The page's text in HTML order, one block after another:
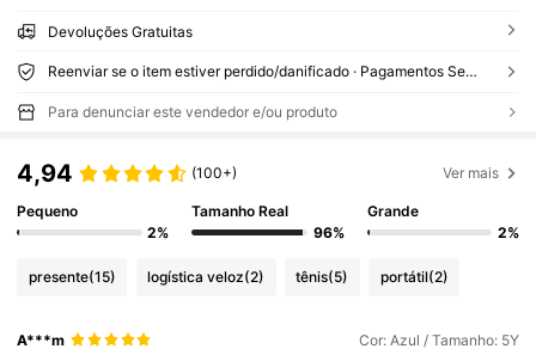
Devoluções Gratuitas
Reenviar se o item estiver perdido/danificado · Pagamentos Seguros · Proteção de privacidade
Para denunciar este vendedor e/ou produto
4,94 (100+) Ver mais
Pequeno
2%
Tamanho Real
96%
Grande
2%
presente(15) logística veloz(2) tênis(5) portátil(2)
A***m Cor: Azul / Tamanho: 5Y